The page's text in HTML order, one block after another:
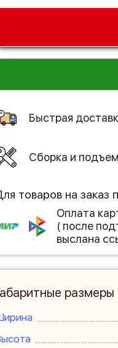
Быстрая
Сборка и
товаров на заказ
Оплата
( после
выслана
размеры